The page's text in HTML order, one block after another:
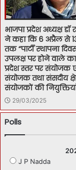
भाजपा प्रदेश अध्यक्ष डॉ
ने कहा कि 6 अप्रैल से
तक “पार्टी स्थापना
उपलक्ष पर होने वाले
प्रदेश स्तर पर संयोजक
संयोजक तथा संसदीय
संयोजकों की
29/03/2025
Polls
J P Nadda